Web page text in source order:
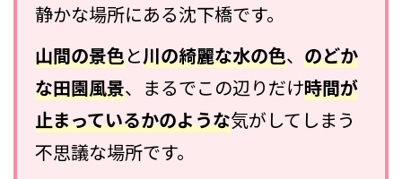
静かな場所にある沈下橋です。
山間の景色と川の綺麗な水の色、 のどか
な田園風景、まるでこの辺りだけ時間が
止まっているかのような気がしてしまう
不思議な場所です。